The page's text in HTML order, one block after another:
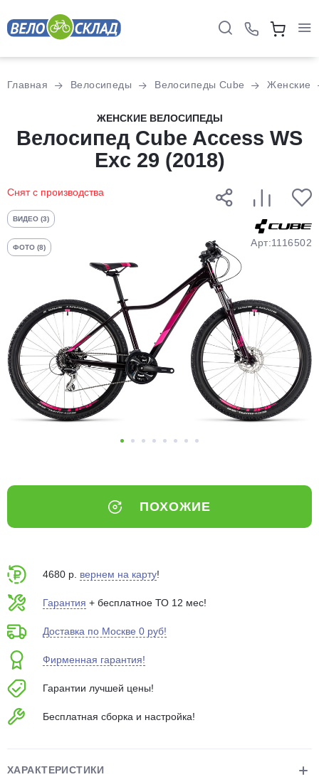
Главная Велосипеды Велосипеды Cube Женские
ЖЕНСКИЕ ВЕЛОСИПЕДЫ
Велосипед Cube Access WS
Exc 29 (2018)
Снят с производства
ВИДЕО (3)
ФОТО (8) Арт:1116502
ПОХОЖИЕ
4680 р. вернем на карту!
Гарантия + бесплатное ТО 12 мес!
Доставка по Москве 0 руб!
Фирменная гарантия!
Гарантии лучшей цены!
Бесплатная сборка и настройка!
ХАРАКТЕРИСТИКИ
Разбейте
оплатуна части
без переплат
График платежей
Добавляйте товары
в корзину
Оплачивайте сегодня только
25% картой любого банка
выбранный способом
Оставшиеся75% будут
Подробнее
Остались вопросы?